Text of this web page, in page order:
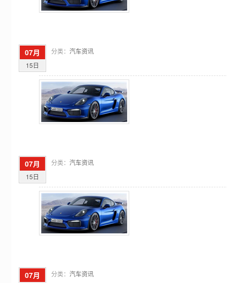
07月
15日
分类： 汽车资讯
07月
15日
分类： 汽车资讯
07月 分类： 汽车资讯